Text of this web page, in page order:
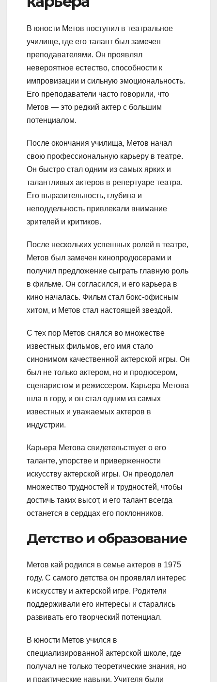
В юности Метов поступил в театральное
училище, где его талант был замечен
преподавателями. Он проявлял
невероятное естество, способности к
импровизации и сильную эмоциональность.
Его преподаватели часто говорили, что
Метов — это редкий актер с большим
потенциалом.
После окончания училища, Метов начал
свою профессиональную карьеру в театре.
Он быстро стал одним из самых ярких и
талантливых актеров в репертуаре театра.
Его выразительность, глубина и
неподдельность привлекали внимание
зрителей и критиков.
После нескольких успешных ролей в театре,
Метов был замечен кинопродюсерами и
получил предложение сыграть главную роль
в фильме. Он согласился, и его карьера в
кино началась. Фильм стал бокс-офисным
хитом, и Метов стал настоящей звездой.
С тех пор Метов снялся во множестве
известных фильмов, его имя стало
синонимом качественной актерской игры. Он
был не только актером, но и продюсером,
сценаристом и режиссером. Карьера Метова
шла в гору, и он стал одним из самых
известных и уважаемых актеров в
индустрии.
Карьера Метова свидетельствует о его
таланте, упорстве и приверженности
искусству актерской игры. Он преодолел
множество трудностей и трудностей, чтобы
достичь таких высот, и его талант всегда
останется в сердцах его поклонников.
Детство и образование
Метов кай родился в семье актеров в 1975
году. С самого детства он проявлял интерес
к искусству и актерской игре. Родители
поддерживали его интересы и старались
развивать его творческий потенциал.
В юности Метов учился в
специализированной актерской школе, где
получал не только теоретические знания, но
и практические навыки. Учителя были